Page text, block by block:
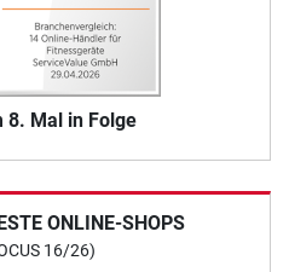
8. Mal in Folge
ONLINE-SHOPS
16/26)